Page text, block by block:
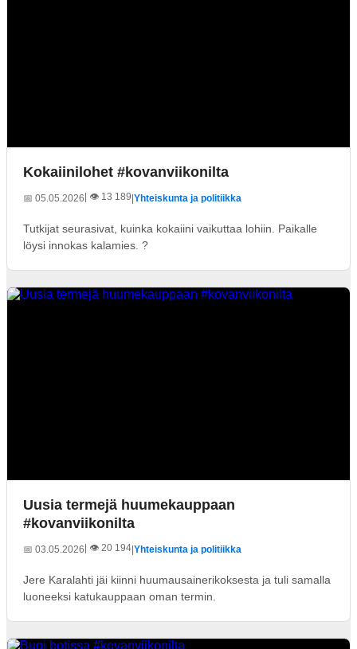
Kokaiinilohet #kovanviikonilta
📅 05.05.2026 | 👁️ 13 189|Yhteiskunta ja politiikka
Tutkijat seurasivat, kuinka kokaiini vaikuttaa lohiin. Paikalle
löysi innokas kalamies. ?
Uusia termejä huumekauppaan
#kovanviikonilta
📅 03.05.2026 | 👁️ 20 194|Yhteiskunta ja politiikka
Jere Karalahti jäi kiinni huumausainerikoksesta ja tuli samalla
luoneeksi katukauppaan oman termin.